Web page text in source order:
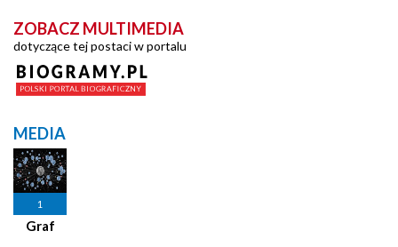
ZOBACZ MULTIMEDIA
dotyczące tej postaci w portalu
MEDIA
1
Graf